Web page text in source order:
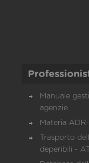
Manuale
agenzie
Materia
Trasporto
deperibili -